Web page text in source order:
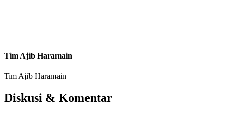
Tim Ajib Haramain
Tim Ajib Haramain
Diskusi & Komentar